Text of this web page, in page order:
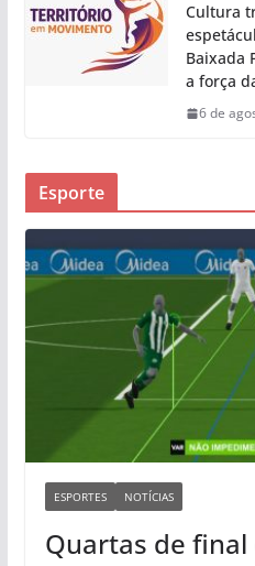
Cultura
Baixada
a força
6 de
Esporte
ESPORTES NOTÍCIAS
Quartas de final